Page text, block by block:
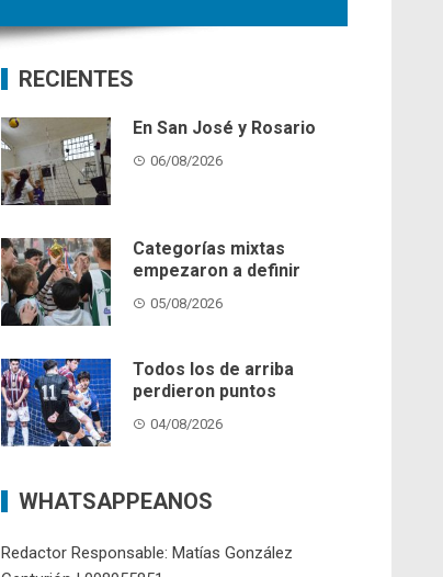
RECIENTES
En San José y Rosario
06/08/2026
Categorías mixtas
empezaron a definir
05/08/2026
Todos los de arriba
perdieron puntos
04/08/2026
WHATSAPPEANOS
Redactor Responsable: Matías González